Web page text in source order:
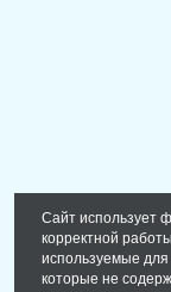
Сайт использует
корректной
используемые для
которые не